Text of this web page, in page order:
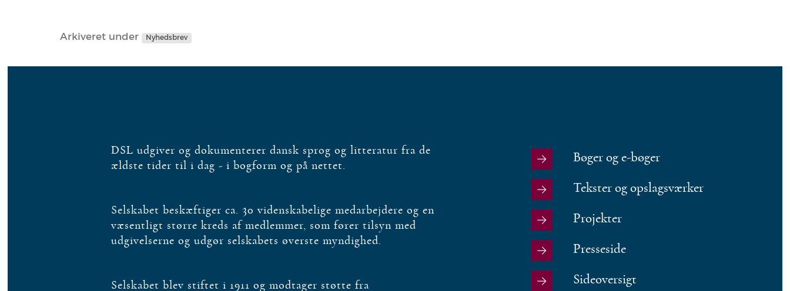
Arkiveret under Nyhedsbrev
DSL udgiver og dokumenterer dansk sprog og litteratur fra de
ældste tider til i dag - i bogform og på nettet.
Selskabet beskæftiger ca. 30 videnskabelige medarbejdere og en
væsentligt større kreds af medlemmer, som fører tilsyn med
udgivelserne og udgør selskabets øverste myndighed.
Selskabet blev stiftet i 1911 og modtager støtte fra
Bøger og e-bøger
Tekster og opslagsværker
Projekter
Presseside
Sideoversigt